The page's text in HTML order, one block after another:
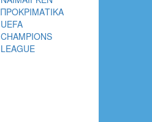
ΠΡΟΚΡΙΜΑΤΙΚΑ
UEFA
CHAMPIONS
LEAGUE